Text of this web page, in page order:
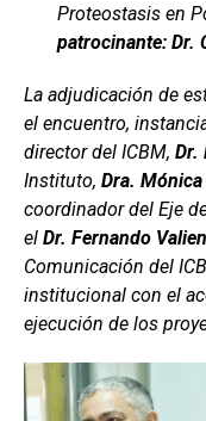
Proteostasis en
patrocinante: Dr.
La adjudicación de
el encuentro,
director del ICBM, Dr.
Instituto, Dra. Mónica
coordinador del Eje
el Dr. Fernando
Comunicación del
institucional con el
ejecución de los